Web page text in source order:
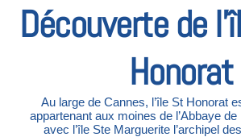
Découverte de
Honorat
Au large de Cannes, l’île St Honorat
appartenant aux moines de l’Abbaye
avec l’île Ste Marguerite l’archipel